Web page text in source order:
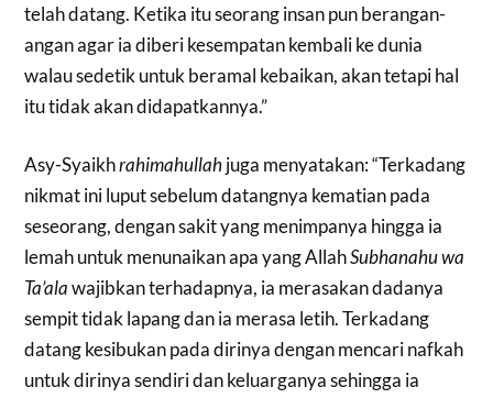
telah datang. Ketika itu seorang insan pun berangan-
angan agar ia diberi kesempatan kembali ke dunia
walau sedetik untuk beramal kebaikan, akan tetapi hal
itu tidak akan didapatkannya.”
Asy-Syaikhrahimahullahjuga menyatakan: “Terkadang
nikmat ini luput sebelum datangnya kematian pada
seseorang, dengan sakit yang menimpanya hingga ia
lemah untuk menunaikan apa yang AllahSubhanahu wa
Ta’alawajibkan terhadapnya, ia merasakan dadanya
sempit tidak lapang dan ia merasa letih. Terkadang
datang kesibukan pada dirinya dengan mencari nafkah
untuk dirinya sendiri dan keluarganya sehingga ia